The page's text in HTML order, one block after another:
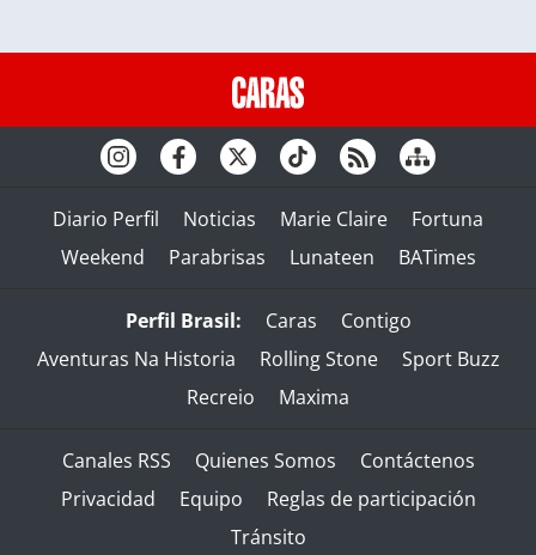
Diario Perfil Noticias Marie Claire
Fortuna
Weekend
Parabrisas Lunateen BATimes
Perfil Brasil: Caras
Contigo
Aventuras Na Historia
Rolling Stone
Sport Buzz
Recreio
Maxima
Canales RSS Quienes Somos
Contáctenos
Privacidad
Equipo
Reglas de participación
Tránsito